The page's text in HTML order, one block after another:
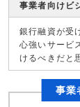
事業者向けビ
銀行融資が受
心強いサービ
けるべきだと
事業